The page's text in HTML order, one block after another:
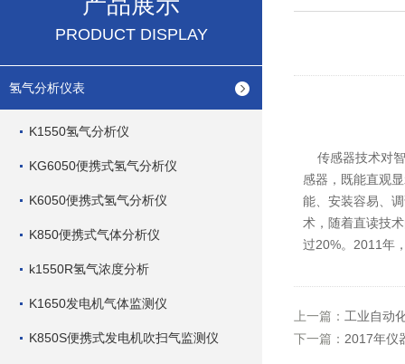
PRODUCT DISPLAY
氢气分析仪表
K1550氢气分析仪
KG6050便携式氢气分析仪
K6050便携式氢气分析仪
K850便携式气体分析仪
k1550R氢气浓度分析
K1650发电机气体监测仪
K850S便携式发电机吹扫气监测仪
传感器技术对智
感器，既能直观
能、安装容易、
术，随着直读技
过20%。2011年
上一篇： 工业自动
下一篇： 2017年仪